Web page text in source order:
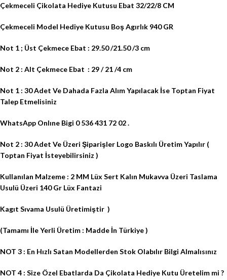
Çekmeceli Çikolata Hediye Kutusu Ebat 32/22/8 CM
Çekmeceli Model Hediye Kutusu Boş Agırlık 940 GR
Not 1 ; Üst Çekmece Ebat : 29.50 /21.50 /3 cm
Not 2 : Alt Çekmece Ebat : 29 / 21 /4 cm
Not 1 : 30 Adet Ve Dahada Fazla Alım Yapılacak İse Toptan Fiyat
Talep Etmelisiniz
WhatsApp Onlıne Bigi 0 536 431 72 02 .
Not 2 : 30 Adet Ve Üzeri Şiparişler Logo Baskılı Üretim Yapılır (
Toptan Fiyat İsteyebilirsiniz )
Kullanılan Malzeme : 2 MM Lüx Sert Kalın Mukavva Üzeri Taslama
Usulü Üzeri 140 Gr Lüx Fantazi
Kagıt Sıvama Usulü Üretimiştir )
(Tamamı İle Yerli Üretim : Madde İn Türkiye )
NOT 3 : En Hızlı Satan Modellerden Stok Olabılır Bilgi Almalısınız
NOT 4 : Size Özel Ebatlarda Da Çikolata Hediye Kutu Üretelim mi ?